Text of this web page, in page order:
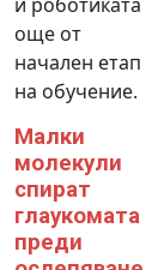
още от
начален етап
на обучение.
Малки
молекули
спират
глаукомата
преди